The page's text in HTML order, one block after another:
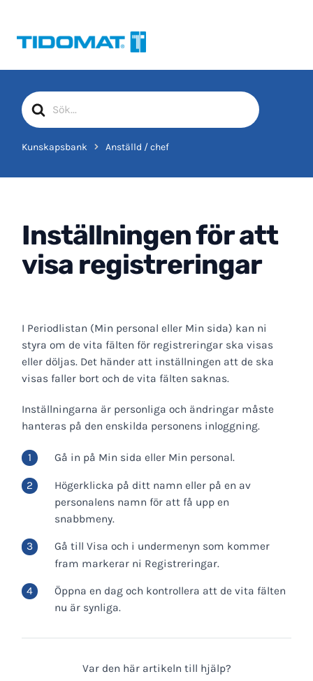
innehåll
Sök
efter
Kunskapsbank Anställd / chef
Inställningen för att
visa registreringar
I Periodlistan (Min personal eller Min sida) kan ni
styra om de vita fälten för registreringar ska visas
eller döljas. Det händer att inställningen att de ska
visas faller bort och de vita fälten saknas.
Inställningarna är personliga och ändringar måste
hanteras på den enskilda personens inloggning.
Gå in på Min sida eller Min personal.
Högerklicka på ditt namn eller på en av
personalens namn för att få upp en
snabbmeny.
Gå till Visa och i undermenyn som kommer
fram markerar ni Registreringar.
Öppna en dag och kontrollera att de vita fälten
nu är synliga.
Var den här artikeln till hjälp?